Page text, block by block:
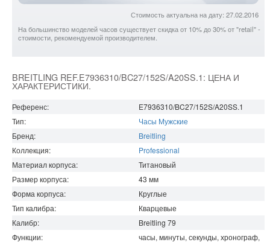
Стоимость актуальна на дату: 27.02.2016
На большинство моделей часов существует скидка от 10% до 30% от "retail" -
стоимости, рекомендуемой производителем.
BREITLING REF.E7936310/BC27/152S/A20SS.1: ЦЕНА И
ХАРАКТЕРИСТИКИ.
Референс:
E7936310/BC27/152S/A20SS.1
Тип:
Часы Мужские
Бренд:
Breitling
Коллекция:
Professional
Материал корпуса:
Титановый
Размер корпуса:
43 мм
Форма корпуса:
Круглые
Тип калибра:
Кварцевые
Калибр:
Breitling 79
Функции:
часы, минуты, секунды, хронограф,